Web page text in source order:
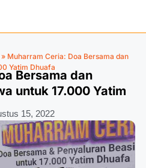
» Muharram Ceria: Doa Bersama dan
Yatim Dhuafa
Bersama dan
untuk 17.000 Yatim
15, 2022